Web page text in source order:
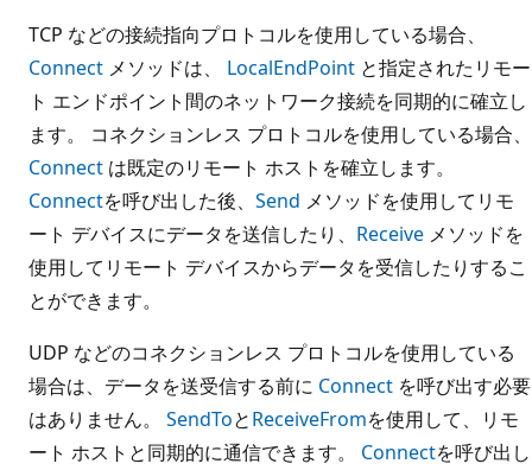
TCP などの接続指向プロトコルを使用している場合、
Connect メソッドは、 LocalEndPoint と指定されたリモー
ト エンドポイント間のネットワーク接続を同期的に確立し
ます。 コネクションレス プロトコルを使用している場合、
Connect は既定のリモート ホストを確立します。
Connectを呼び出した後、 Send メソッドを使用してリモ
ート デバイスにデータを送信したり、 Receive メソッドを
使用してリモート デバイスからデータを受信したりするこ
とができます。
UDP などのコネクションレス プロトコルを使用している
場合は、データを送受信する前に Connect を呼び出す必要
はありません。 SendToとReceiveFromを使用して、リモ
ート ホストと同期的に通信できます。 Connectを呼び出し